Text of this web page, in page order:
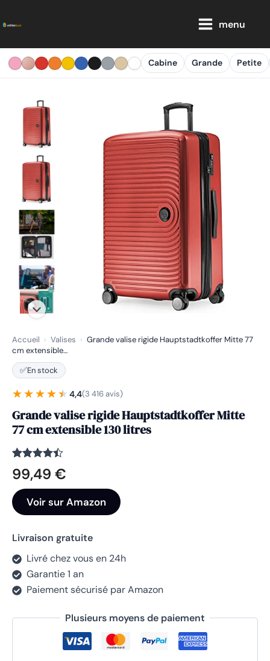
au
menu
Cabine Grande Petite
Accueil › Valises › Grande valise rigide Hauptstadtkoffer Mitte 77
cm extensible…
✅En stock
★★★★★
★★★★★ 4,4(3 416 avis)
Grande valise rigide Hauptstadtkoffer Mitte
77 cm extensible 130 litres
Noté
4.4
sur 5
3416
notations
client
99,49 €
Voir sur Amazon
Livraison gratuite
Livré chez vous en 24h
Garantie 1 an
Paiement sécurisé par Amazon
Plusieurs moyens de paiement